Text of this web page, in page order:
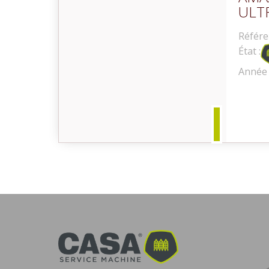
État :
Année